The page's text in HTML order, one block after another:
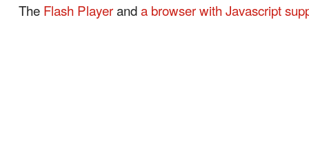
The Flash Playeranda browser with Javascript